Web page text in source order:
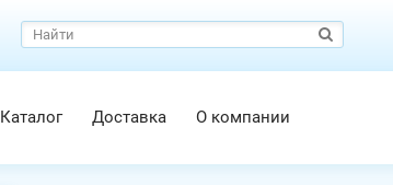
Каталог Доставка О компании